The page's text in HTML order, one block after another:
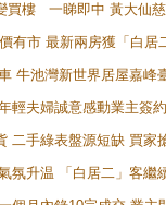
買樓 一睇即中 黃大仙
有市 最新兩房獲「白居
牛池灣新世界居屋嘉峰
輕夫婦誠意感動業主簽
二手綠表盤源短缺 買
氛升温 「白居二」客